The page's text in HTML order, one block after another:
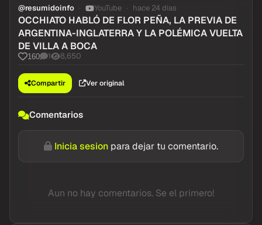
@resumidoinfo YouTube hace 24 dias
OCCHIATO HABLÓ DE FLOR PEÑA, LA PREVIA DE
ARGENTINA-INGLATERRA Y LA POLÉMICA VUELTA
DE VILLA A BOCA
160 1 8,650
Compartir Ver original
Comentarios
Inicia sesion para dejar tu comentario.
Aun no hay comentarios. Se el primero!